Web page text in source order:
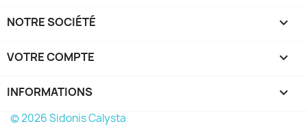
NOTRE SOCIÉTÉ 
VOTRE COMPTE 
INFORMATIONS keyboard_arrow_down
© 2026 Sidonis Calysta